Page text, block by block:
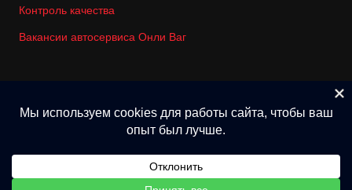
Контроль качества
Вакансии автосервиса Онли Ваг
Политика конфиденциальности